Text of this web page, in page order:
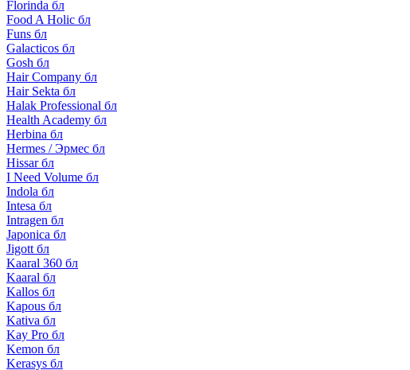
Florinda бл
Food A Holic бл
Funs бл
Galacticos бл
Gosh бл
Hair Company бл
Hair Sekta бл
Halak Professional бл
Health Academy бл
Herbina бл
Hermes / Эрмес бл
Hissar бл
I Need Volume бл
Indola бл
Intesa бл
Intragen бл
Japonica бл
Jigott бл
Kaaral 360 бл
Kaaral бл
Kallos бл
Kapous бл
Kativa бл
Kay Pro бл
Kemon бл
Kerasys бл